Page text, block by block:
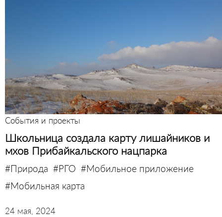
События и проекты
Школьница создала карту лишайников и
мхов Прибайкальского нацпарка
#Природа #РГО #Мобильное приложение
#Мобильная карта
24 мая, 2024